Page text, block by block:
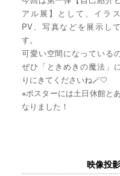
アル展】として、イラ
PV、写真などを展示し
す。
可愛い空間になっているの
ぜひ「ときめきの魔法」
りにきてくださいね🪄🤍
※ポスターには土日休館と
なりました！
映像投